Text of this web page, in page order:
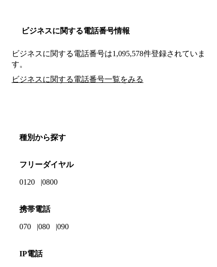
ビジネスに関する電話番号情報
ビジネスに関する電話番号は1,095,578件登録されていま
す。
ビジネスに関する電話番号一覧をみる
種別から探す
フリーダイヤル
0120 0800
携帯電話
070 080 090
IP電話